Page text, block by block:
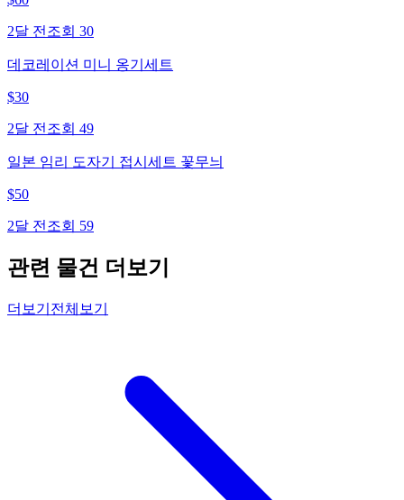
2달 전 조회 30
데코레이션 미니 옹기세트
$30
2달 전 조회 49
일본 임리 도자기 접시세트 꽃무늬
$50
2달 전 조회 59
관련 물건 더보기
더보기 전체보기